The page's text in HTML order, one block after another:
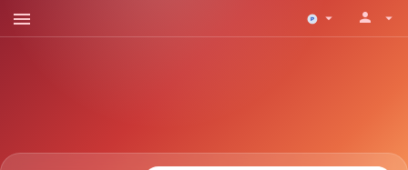
menu arrow_drop_down person arrow_drop_down